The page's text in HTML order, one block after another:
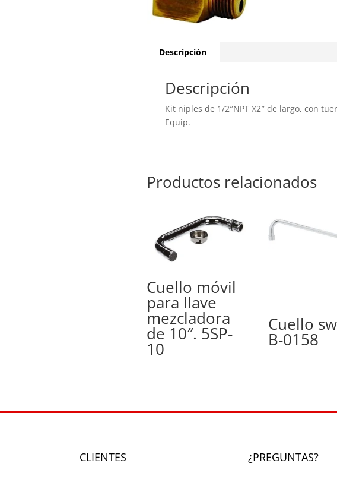
Descripción
Descripción
Kit niples de 1/2″NPT X2″ de largo, con
Equip.
Productos relacionados
Cuello móvil
para llave
mezcladora
de 10″. 5SP-
10
Cuello
B-0158
CLIENTES ¿PREGUNTAS?